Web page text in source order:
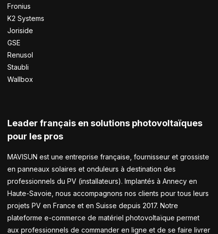
Fronius
K2 Systems
Joriside
GSE
Renusol
Staubli
Wallbox
Leader français en solutions photovoltaïques
pour les pros
MAVISUN est une entreprise française, fournisseur et grossiste
en panneaux solaires et onduleurs à destination des
professionnels du PV (installateurs). Implantés à Annecy en
Haute-Savoie, nous accompagnons nos clients pour tous leurs
projets PV en France et en Suisse depuis 2017. Notre
plateforme e-commerce de matériel photovoltaïque permet
aux professionnels de commander en ligne et de se faire livrer